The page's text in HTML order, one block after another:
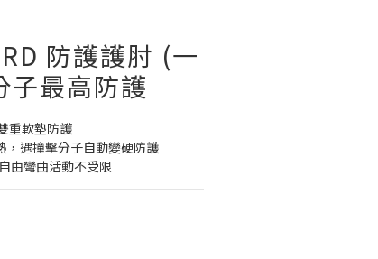
防護護肘 (一
子最高防護
重軟墊防護
，遇撞擊分子自動變硬防護
由彎曲活動不受限